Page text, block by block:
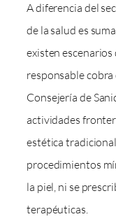
A diferencia del
de la salud es
existen
responsable
Consejería de
actividades
estética
procedimientos
la piel, ni se
terapéuticas.